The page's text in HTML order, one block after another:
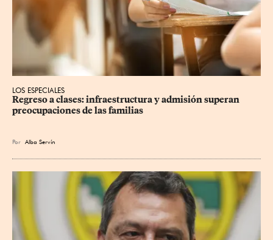
LOS ESPECIALES
Regreso a clases: infraestructura y admisión superan
preocupaciones de las familias
Por Alba Servín